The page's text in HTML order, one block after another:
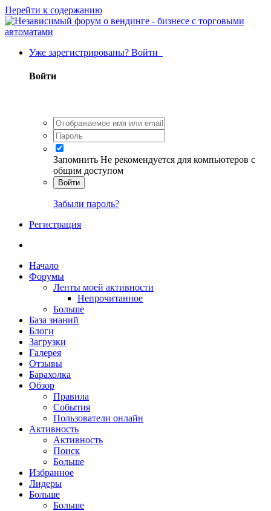
Перейти к содержанию
Уже зарегистрированы? Войти
Войти
Запомнить Не рекомендуется для компьютеров с
общим доступом
Войти
Забыли пароль?
Регистрация
Начало
Форумы
Ленты моей активности
Непрочитанное
Больше
База знаний
Блоги
Загрузки
Галерея
Отзывы
Барахолка
Обзор
Правила
События
Пользователи онлайн
Активность
Активность
Поиск
Больше
Избранное
Лидеры
Больше
Больше